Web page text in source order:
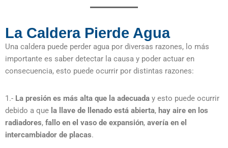
La Caldera Pierde Agua
Una caldera puede perder agua por diversas razones, lo más
importante es saber detectar la causa y poder actuar en
consecuencia, esto puede ocurrir por distintas razones:
1.- La presión es más alta que la adecuada y esto puede ocurrir
debido a que la llave de llenado está abierta, hay aire en los
radiadores, fallo en el vaso de expansión, avería en el
intercambiador de placas.